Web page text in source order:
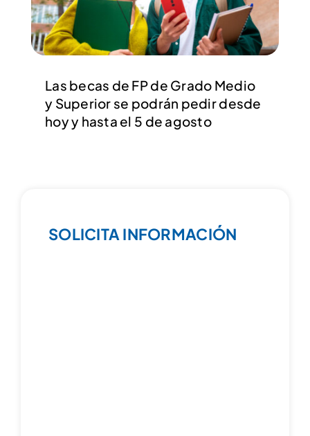
Las becas de FP de Grado Medio
y Superior se podrán pedir desde
hoy y hasta el 5 de agosto
SOLICITA INFORMACIÓN